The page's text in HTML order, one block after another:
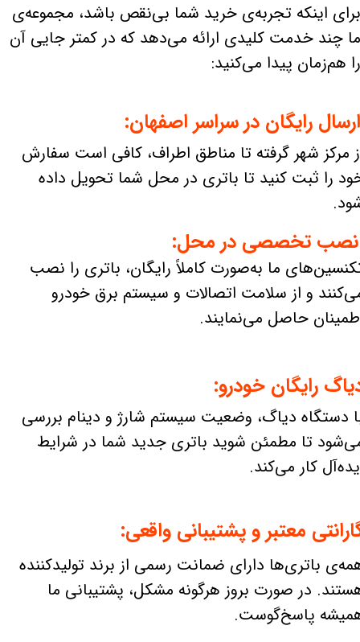
دستگاه دیاگ، وضعیت سیستم شارژ و دینام بررسی
تا مطمئن شوید باتری جدید شما در شرایط
کار می‌کند.
مرکز شهر گرفته تا مناطق اطراف، کافی است سفارش
را ثبت کنید تا باتری در محل شما تحویل داده
ما به‌صورت کاملاً رایگان، باتری را نصب
و از سلامت اتصالات و سیستم برق خودرو
حاصل می‌نمایند.
برای اینکه تجربه‌ی خرید شما بی‌نقص باشد، مجموعه‌ی
ما چند خدمت کلیدی ارائه می‌دهد که در کمتر جایی آن
را هم‌زمان پیدا می‌کنید:
تخصصی در محل:
ارسال رایگان در سراسر اصفهان:
معتبر و پشتیبانی واقعی:
رایگان خودرو:
باتری‌ها دارای ضمانت رسمی از برند تولیدکننده
در صورت بروز هرگونه مشکل، پشتیبانی ما
پاسخ‌گوست.